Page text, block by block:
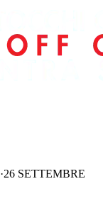
·26 SETTEMBRE